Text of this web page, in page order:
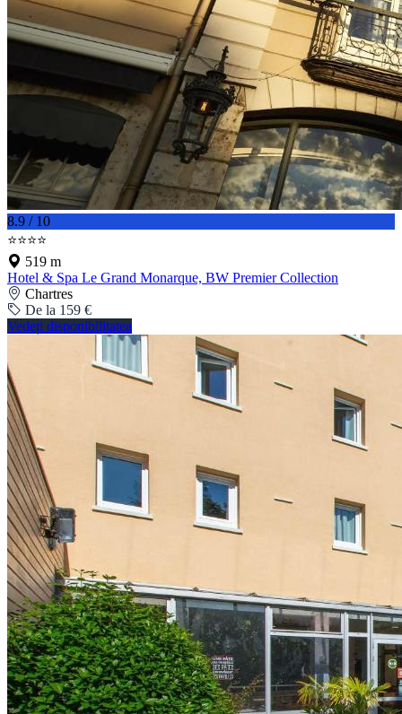
8.9 / 10
⭐⭐⭐⭐
519 m
Hotel & Spa Le Grand Monarque, BW Premier Collection
Chartres
De la 159 €
Vedeți disponibilitatea